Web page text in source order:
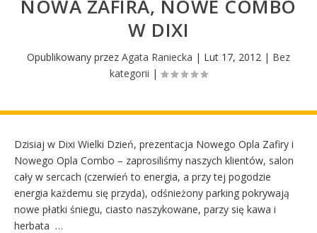
NOWA ZAFIRA, NOWE COMBO
W DIXI
Opublikowany przez Agata Raniecka | Lut 17, 2012 | Bez
kategorii |
Dzisiaj w Dixi Wielki Dzień, prezentacja Nowego Opla Zafiry i
Nowego Opla Combo – zaprosiliśmy naszych klientów, salon
cały w sercach (czerwień to energia, a przy tej pogodzie
energia każdemu się przyda), odśnieżony parking pokrywają
nowe płatki śniegu, ciasto naszykowane, parzy się kawa i
herbata …